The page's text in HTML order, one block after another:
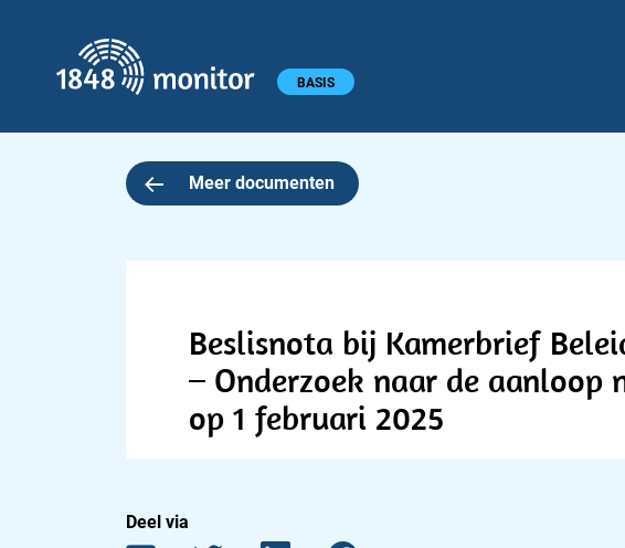
Hoofdmenu BASIS
Meer documenten
Beslisnota bij Kamerbrief
– Onderzoek naar de
op 1 februari 2025
Deel via